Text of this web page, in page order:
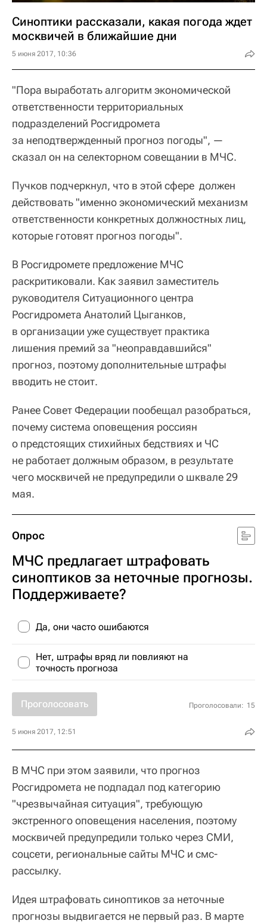
Синоптики рассказали, какая погода ждет
москвичей в ближайшие дни
5 июня 2017, 10:36
"Пора выработать алгоритм экономической
ответственности территориальных
подразделений Росгидромета
за неподтвержденный прогноз погоды", —
сказал он на селекторном совещании в МЧС.
Пучков подчеркнул, что в этой сфере должен
действовать "именно экономический механизм
ответственности конкретных должностных лиц,
которые готовят прогноз погоды".
В Росгидромете предложение МЧС
раскритиковали. Как заявил заместитель
руководителя Ситуационного центра
Росгидромета Анатолий Цыганков,
в организации уже существует практика
лишения премий за "неоправдавшийся"
прогноз, поэтому дополнительные штрафы
вводить не стоит.
Ранее Совет Федерации пообещал разобраться,
почему система оповещения россиян
о предстоящих стихийных бедствиях и ЧС
не работает должным образом, в результате
чего москвичей не предупредили о шквале 29
мая.
Опрос
МЧС предлагает штрафовать
синоптиков за неточные прогнозы.
Поддерживаете?
Да, они часто ошибаются
Нет, штрафы вряд ли повлияют на
точность прогноза
Проголосовать Проголосовали: 15
5 июня 2017, 12:51
В МЧС при этом заявили, что прогноз
Росгидромета не подпадал под категорию
"чрезвычайная ситуация", требующую
экстренного оповещения населения, поэтому
москвичей предупредили только через СМИ,
соцсети, региональные сайты МЧС и смс-
рассылку.
Идея штрафовать синоптиков за неточные
прогнозы выдвигается не первый раз. В марте